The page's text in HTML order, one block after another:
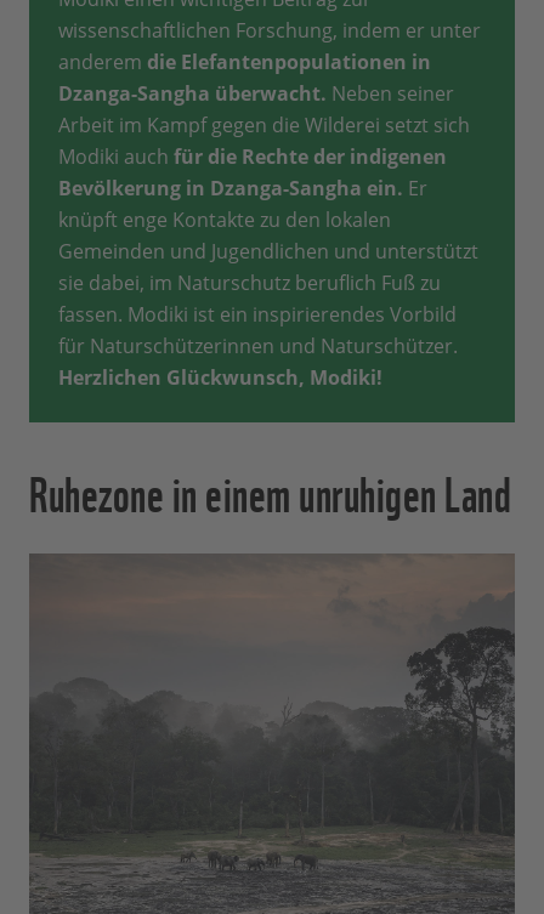
wissenschaftlichen Forschung, indem er unter
anderem die Elefantenpopulationen in
Dzanga-Sangha überwacht. Neben seiner
Arbeit im Kampf gegen die Wilderei setzt sich
Modiki auch für die Rechte der indigenen
Bevölkerung in Dzanga-Sangha ein. Er
knüpft enge Kontakte zu den lokalen
Gemeinden und Jugendlichen und unterstützt
sie dabei, im Naturschutz beruflich Fuß zu
fassen. Modiki ist ein inspirierendes Vorbild
für Naturschützerinnen und Naturschützer.
Herzlichen Glückwunsch, Modiki!
Ruhezone in einem unruhigen Land